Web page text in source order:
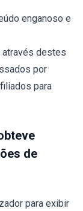
enganoso e
destes
por
para
de
para exibir